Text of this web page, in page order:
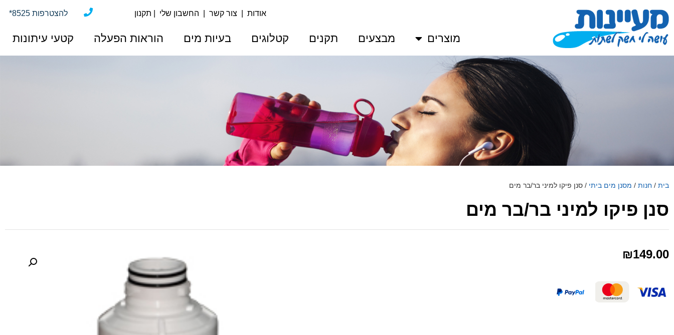
אודות| צור קשר החשבון שלי תקנון *להצטרפות 8525
מוצרים מבצעים תקנים קטלוגים בעיות מים הוראות הפעלה קטעי עיתונות
בית / חנות / מסנן מים ביתי / סנן פיקו למיני בר/בר מים
סנן פיקו למיני בר/בר מים
₪149.00